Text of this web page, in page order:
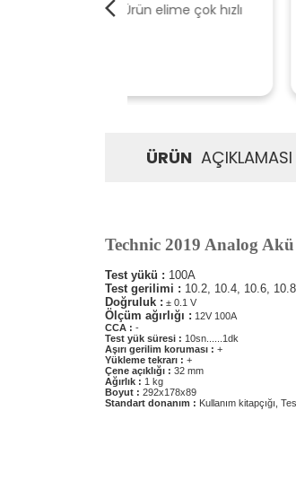
Ürününe sahip çıkan,
açıklamalar ile
ve kaliteli , hızlı
ÜRÜN AÇIKLAMASI
Technic 2019 Analog Akü
Test yükü : 100A
Test gerilimi : 10.2, 10.4, 10.6,
Doğruluk : ± 0.1 V
Ölçüm ağırlığı : 12V 100A
CCA : -
Test yük süresi : 10sn......1dk
Aşırı gerilim koruması : +
Yükleme tekrarı : +
Çene açıklığı : 32 mm
Ağırlık : 1 kg
Boyut : 292x178x89
Standart donanım : Kullanım kitapçığı,